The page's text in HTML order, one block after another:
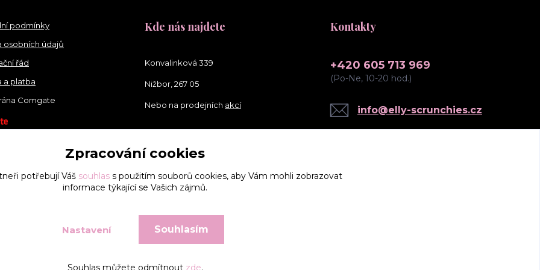
podmínky
osobních údajů
řád
a platba
Comgate
Kde nás najdete
Konvalinková 339
Nižbor, 267 05
Nebo na prodejních akcí
Kontakty
+420 605 713 969
(Po-Ne, 10-20 hod.)
info@elly-scrunchies.cz
Zpracování cookies
potřebují Váš souhlass použitím souborů cookies, aby Vám mohli zobrazovat
informace týkající se Vašich zájmů.
Nastavení Souhlasím
Souhlas můžete odmítnout zde.